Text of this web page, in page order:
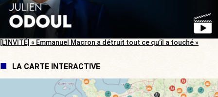
[L’INVITÉ] « Emmanuel Macron a détruit tout ce qu’il a touché »
LA CARTE INTERACTIVE